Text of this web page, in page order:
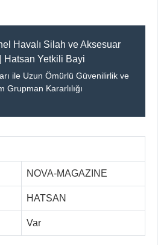
Havalı Silah ve Aksesuar
Hatsan Yetkili Bayi
ile Uzun Ömürlü Güvenilirlik ve
Grupman Kararlılığı
NOVA-MAGAZINE
HATSAN
Var